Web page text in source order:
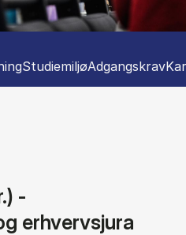
Show panel
StudiemiljøShow panel
Adgangskrav
-
erhvervsjura